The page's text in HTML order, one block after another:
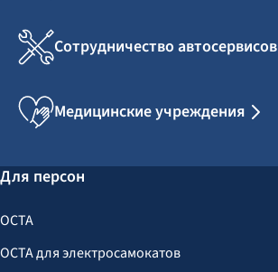
Сотрудничество автосервисов
Медицинские учреждения
Для персон
OCTA
OCTA для электросамокатов